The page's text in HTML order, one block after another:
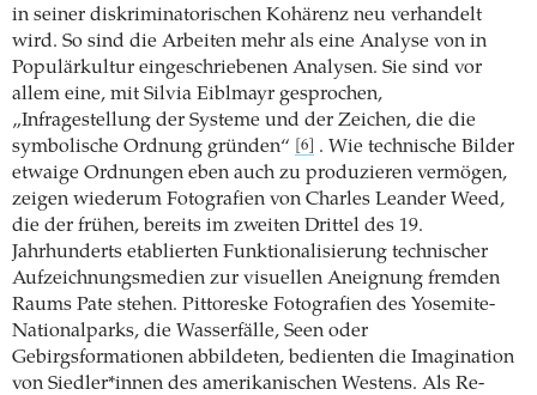
in seiner diskriminatorischen Kohärenz neu verhandelt
wird. So sind die Arbeiten mehr als eine Analyse von in
Populärkultur eingeschriebenen Analysen. Sie sind vor
allem eine, mit Silvia Eiblmayr gesprochen,
„Infragestellung der Systeme und der Zeichen, die die
symbolische Ordnung gründen“
[6]
. Wie technische Bilder
etwaige Ordnungen eben auch zu produzieren vermögen,
zeigen wiederum Fotografien von Charles Leander Weed,
die der frühen, bereits im zweiten Drittel des 19.
Jahrhunderts etablierten Funktionalisierung technischer
Aufzeichnungsmedien zur visuellen Aneignung fremden
Raums Pate stehen. Pittoreske Fotografien des Yosemite-
Nationalparks, die Wasserfälle, Seen oder
Gebirgsformationen abbildeten, bedienten die Imagination
von Siedler*innen des amerikanischen Westens. Als Re-